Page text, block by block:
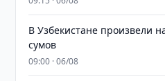
В Узбекистане произвели
сумов
09:00 · 06/08